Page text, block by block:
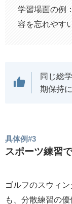
学習場面の例
容を忘れやす
同じ総
期保持
具体例#3
スポーツ練習
ゴルフのスウィ
も、分散練習の